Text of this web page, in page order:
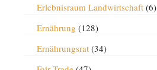
Erlebnisraum Landwirtschaft(6)
Ernährung (128)
Ernährungsrat(34)